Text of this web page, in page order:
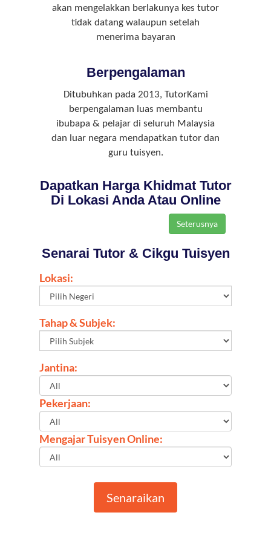
akan mengelakkan berlakunya kes tutor
tidak datang walaupun setelah
menerima bayaran
Berpengalaman
Ditubuhkan pada 2013, TutorKami
berpengalaman luas membantu
ibubapa & pelajar di seluruh Malaysia
dan luar negara mendapatkan tutor dan
guru tuisyen.
Dapatkan Harga Khidmat Tutor
Di Lokasi Anda Atau Online
Senarai Tutor & Cikgu Tuisyen
Lokasi:
Tahap & Subjek:
Jantina:
Pekerjaan:
Mengajar Tuisyen Online:
Senaraikan